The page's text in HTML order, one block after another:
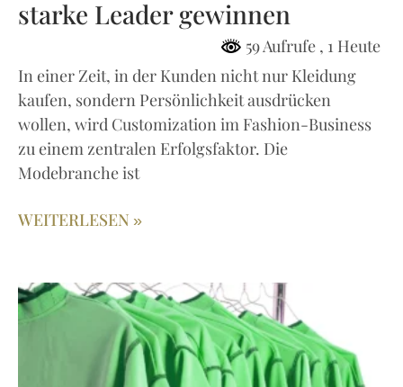
starke Leader gewinnen
59 Aufrufe , 1 Heute
In einer Zeit, in der Kunden nicht nur Kleidung
kaufen, sondern Persönlichkeit ausdrücken
wollen, wird Customization im Fashion-Business
zu einem zentralen Erfolgsfaktor. Die
Modebranche ist
WEITERLESEN »